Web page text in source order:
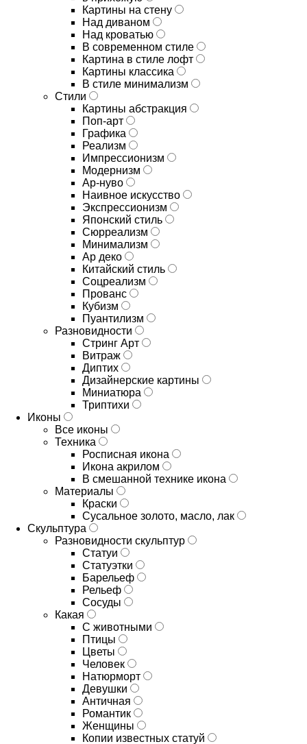
Картины на стену
Над диваном
Над кроватью
В современном стиле
Картина в стиле лофт
Картины классика
В стиле минимализм
Стили
Картины абстракция
Поп-арт
Графика
Реализм
Импрессионизм
Модернизм
Ар-нуво
Наивное искусство
Экспрессионизм
Японский стиль
Сюрреализм
Минимализм
Ар деко
Китайский стиль
Соцреализм
Прованс
Кубизм
Пуантилизм
Разновидности
Стринг Арт
Витраж
Диптих
Дизайнерские картины
Миниатюра
Триптихи
Иконы
Все иконы
Техника
Росписная икона
Икона акрилом
В смешанной технике икона
Материалы
Краски
Сусальное золото, масло, лак
Скульптура
Разновидности скульптур
Статуи
Статуэтки
Барельеф
Рельеф
Сосуды
Какая
С животными
Птицы
Цветы
Человек
Натюрморт
Девушки
Античная
Романтик
Женщины
Копии известных статуй